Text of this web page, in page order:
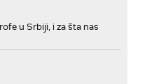
u Srbiji, i za šta nas